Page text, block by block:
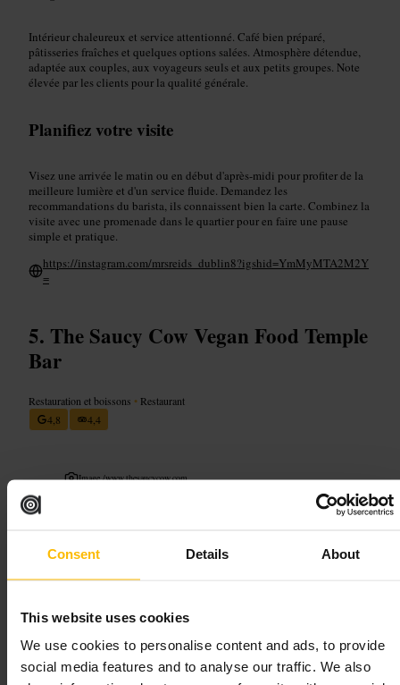
Consent Details About
This website uses cookies
We use cookies to personalise content and ads, to provide
social media features and to analyse our traffic. We also
Intérieur chaleureux et service attentionné. Café bien préparé,
pâtisseries fraîches et quelques options salées. Atmosphère détendue,
adaptée aux couples, aux voyageurs seuls et aux petits groupes. Note
élevée par les clients pour la qualité générale.
Planifiez votre visite
Visez une arrivée le matin ou en début d'après-midi pour profiter de la
meilleure lumière et d'un service fluide. Demandez les
recommandations du barista, ils connaissent bien la carte. Combinez la
visite avec une promenade dans le quartier pour en faire une pause
simple et pratique.
https://instagram.com/mrsreids_dublin8?igshid=YmMyMTA2M2Y
=
The Saucy Cow Vegan Food Temple
Bar
Restauration et boissons • Restaurant
4,8
4,4
Image /www.thesaucycow.com
# Vegan #TempleBar #BurgersVégétaux #RepasAbordable
#SansNoix #Frites #Dublin